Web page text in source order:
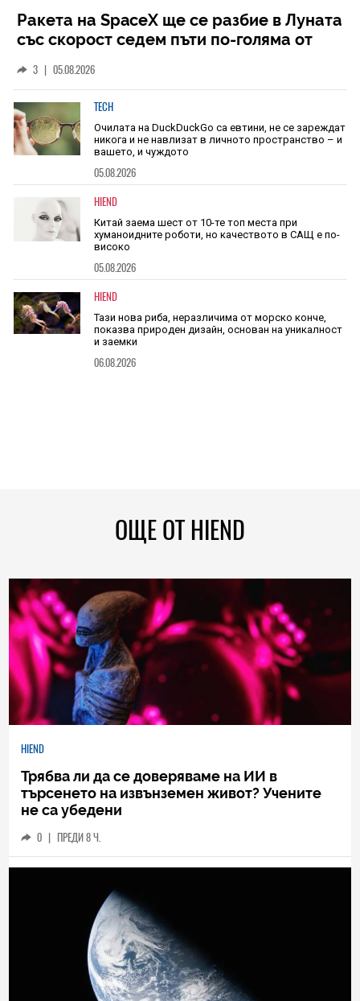
Ракета на SpaceX ще се разбие в Луната
със скорост седем пъти по-голяма от
3 | 05.08.2026
TECH
Очилата на DuckDuckGo са евтини, не се зареждат
никога и не навлизат в личното пространство – и
вашето, и чуждото
05.08.2026
HIEND
Китай заема шест от 10-те топ места при
хуманоидните роботи, но качеството в САЩ е по-
високо
05.08.2026
HIEND
Тази нова риба, неразличима от морско конче,
показва природен дизайн, основан на уникалност
и заемки
06.08.2026
ОЩЕ ОТ HIEND
HIEND
Трябва ли да се доверяваме на ИИ в
търсенето на извънземен живот? Учените
не са убедени
0 | ПРЕДИ 8 Ч.